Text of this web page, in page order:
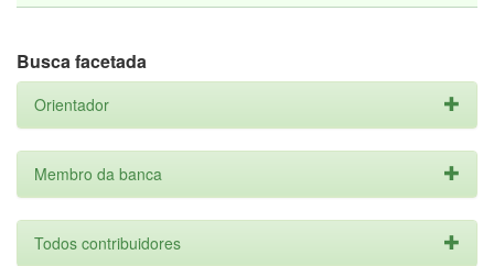
Busca facetada
Orientador
Membro da banca
Todos contribuidores